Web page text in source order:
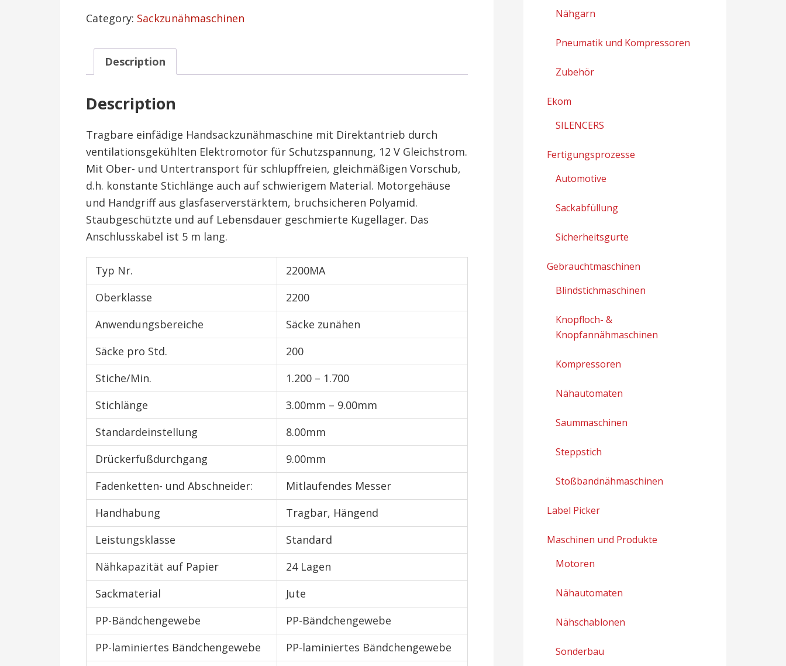
Category: Sackzunähmaschinen
Description
Description
Tragbare einfädige Handsackzunähmaschine mit Direktantrieb durch
ventilationsgekühlten Elektromotor für Schutzspannung, 12 V Gleichstrom.
Mit Ober- und Untertransport für schlupffreien, gleichmäßigen Vorschub,
d.h. konstante Stichlänge auch auf schwierigem Material. Motorgehäuse
und Handgriff aus glasfaserverstärktem, bruchsicheren Polyamid.
Staubgeschützte und auf Lebensdauer geschmierte Kugellager. Das
Anschlusskabel ist 5 m lang.
Typ Nr.
2200MA
Oberklasse
2200
Anwendungsbereiche
Säcke zunähen
Säcke pro Std.
200
Stiche/Min.
1.200 – 1.700
Stichlänge
3.00mm – 9.00mm
Standardeinstellung
8.00mm
Drückerfußdurchgang
9.00mm
Fadenketten- und Abschneider:
Mitlaufendes Messer
Handhabung
Tragbar, Hängend
Leistungsklasse
Standard
Nähkapazität auf Papier
24 Lagen
Sackmaterial
Jute
PP-Bändchengewebe
PP-Bändchengewebe
PP-laminiertes Bändchengewebe
PP-laminiertes Bändchengewebe
Nähgarn
Pneumatik und Kompressoren
Zubehör
Ekom
SILENCERS
Fertigungsprozesse
Automotive
Sackabfüllung
Sicherheitsgurte
Gebrauchtmaschinen
Blindstichmaschinen
Knopfloch- &
Knopfannähmaschinen
Kompressoren
Nähautomaten
Saummaschinen
Steppstich
Stoßbandnähmaschinen
Label Picker
Maschinen und Produkte
Motoren
Nähautomaten
Nähschablonen
Sonderbau